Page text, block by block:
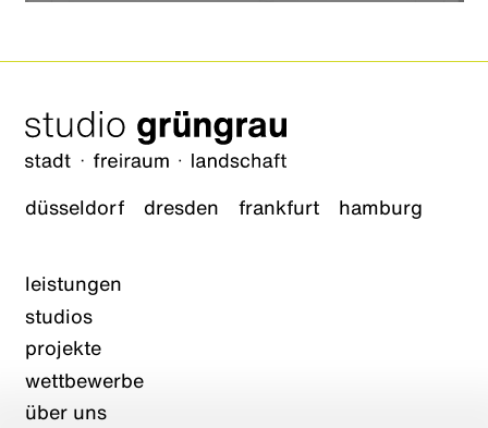
düsseldorf dresden frankfurt hamburg
leistungen
studios
projekte
wettbewerbe
über uns